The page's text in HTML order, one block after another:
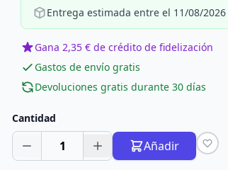
Entrega estimada entre el 11/08/
Gana 2,35 € de crédito de fidelización
Gastos de envío gratis
Devoluciones gratis durante 30 días
Cantidad
1 Añadir